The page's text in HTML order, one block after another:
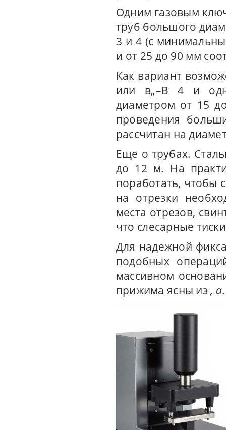
Одним газовым
труб большого
3 и 4 (с
и от 25 до 90 мм
Как вариант
или в„–В 4 и
диаметром от 15
проведения
рассчитан на
Еще о трубах.
до 12 м. На
поработать, чтобы
на отрезки
места отрезов,
что слесарные
Для надежной
подобных
массивном
прижима ясны из, а.